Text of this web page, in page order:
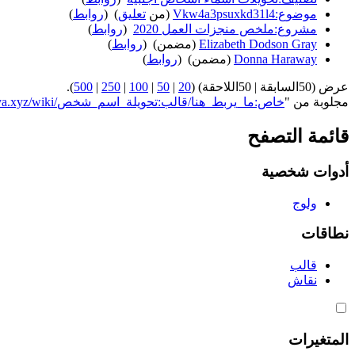
موضوع:Vkw4a3psuxkd31l4
(من تعليق) ‏
(روابط)
مشروع:ملخص منجزات العمل 2020
(روابط)
Elizabeth Dodson Gray (مضمن) ‏ (روابط)
Donna Haraway (مضمن) ‏ (روابط)
عرض (50السابقة | 50اللاحقة) ( 20
|
50
|
100
|
250
|
500
).
مجلوبة من "https://genderiyya.xyz/wiki/خاص:ما_يربط_هنا/قالب:تحويلة_اسم_شخص
قائمة التصفح
أدوات شخصية
ولوج
نطاقات
قالب
نقاش
المتغيرات